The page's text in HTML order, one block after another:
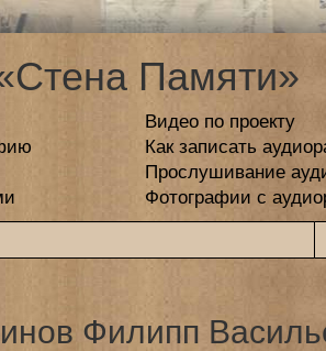
Памяти»
Видео по проекту
Как записать
Прослушивание
Фотографии с
Филипп